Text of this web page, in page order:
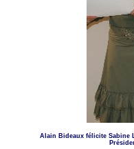
Alain Bideaux félicite Sabine